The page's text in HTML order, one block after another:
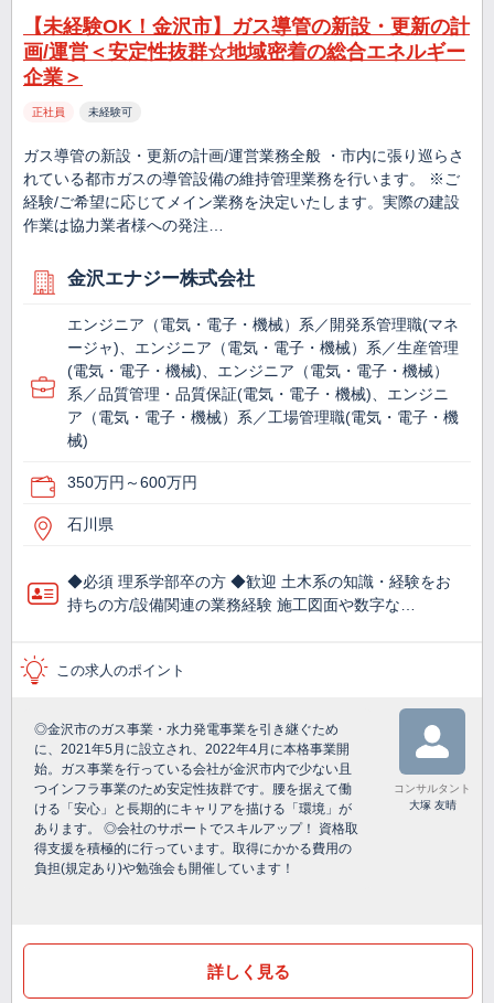
【未経験OK！金沢市】ガス導管の新設・更新の計
画/運営＜安定性抜群☆地域密着の総合エネルギー
企業＞
正社員 未経験可
ガス導管の新設・更新の計画/運営業務全般 ・市内に張り巡らさ
れている都市ガスの導管設備の維持管理業務を行います。 ※ご
経験/ご希望に応じてメイン業務を決定いたします。実際の建設
作業は協力業者様への発注…
金沢エナジー株式会社
エンジニア（電気・電子・機械）系／開発系管理職(マネ
ージャ)、エンジニア（電気・電子・機械）系／生産管理
(電気・電子・機械)、エンジニア（電気・電子・機械）
系／品質管理・品質保証(電気・電子・機械)、エンジニ
ア（電気・電子・機械）系／工場管理職(電気・電子・機
械)
350万円～600万円
石川県
◆必須 理系学部卒の方 ◆歓迎 土木系の知識・経験をお
持ちの方/設備関連の業務経験 施工図面や数字な…
この求人のポイント
◎金沢市のガス事業・水力発電事業を引き継ぐため
に、2021年5月に設立され、2022年4月に本格事業開
始。ガス事業を行っている会社が金沢市内で少ない且
つインフラ事業のため安定性抜群です。腰を据えて働
ける「安心」と長期的にキャリアを描ける「環境」が
あります。 ◎会社のサポートでスキルアップ！ 資格取
得支援を積極的に行っています。取得にかかる費用の
負担(規定あり)や勉強会も開催しています！
コンサルタント
大塚 友晴
詳しく見る